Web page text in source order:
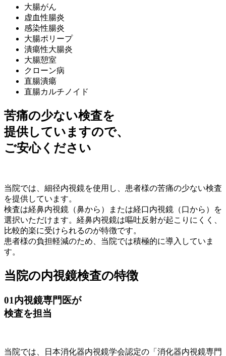
大腸がん
虚血性腸炎
感染性腸炎
大腸ポリープ
潰瘍性大腸炎
大腸憩室
クローン病
直腸潰瘍
直腸カルチノイド
苦痛の少ない検査を
提供していますので、
ご安心ください
当院では、細径内視鏡を使用し、患者様の苦痛の少ない検査
を提供しています。
検査は経鼻内視鏡（鼻から）または経口内視鏡（口から）を
選択いただけます。経鼻内視鏡は嘔吐反射が起こりにくく、
比較的楽に受けられるのが特徴です。
患者様の負担軽減のため、当院では積極的に導入していま
す。
当院の内視鏡検査の特徴
01内視鏡専門医が
検査を担当
当院では、日本消化器内視鏡学会認定の「消化器内視鏡専門